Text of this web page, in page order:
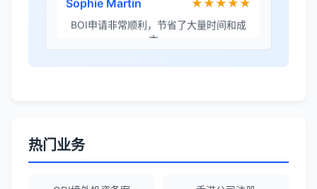
李女士 ★★★★★
境外投资备案流程清晰，顾问非常耐心解
陈经理 ★★★★★
热门业务